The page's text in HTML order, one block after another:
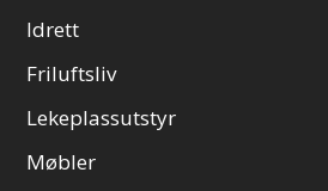
Idrett
Friluftsliv
Lekeplassutstyr
Møbler